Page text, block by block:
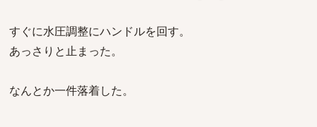
すぐに水圧調整にハンドルを回す。
あっさりと止まった。
なんとか一件落着した。